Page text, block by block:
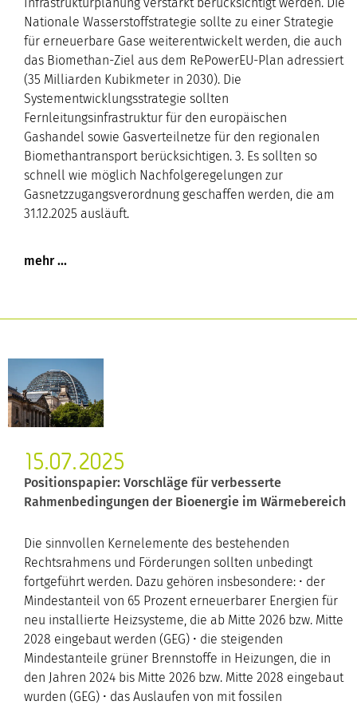
Nationale Wasserstoffstrategie sollte zu einer Strategie
für erneuerbare Gase weiterentwickelt werden, die auch
das Biomethan-Ziel aus dem RePowerEU-Plan adressiert
(35 Milliarden Kubikmeter in 2030). Die
Systementwicklungsstrategie sollten
Fernleitungsinfrastruktur für den europäischen
Gashandel sowie Gasverteilnetze für den regionalen
Biomethantransport berücksichtigen. 3. Es sollten so
schnell wie möglich Nachfolgeregelungen zur
Gasnetzzugangsverordnung geschaffen werden, die am
31.12.2025 ausläuft.
15.07.2025
Positionspapier: Vorschläge für verbesserte
Rahmenbedingungen der Bioenergie im Wärmebereich
Die sinnvollen Kernelemente des bestehenden
Rechtsrahmens und Förderungen sollten unbedingt
fortgeführt werden. Dazu gehören insbesondere: • der
Mindestanteil von 65 Prozent erneuerbarer Energien für
neu installierte Heizsysteme, die ab Mitte 2026 bzw. Mitte
2028 eingebaut werden (GEG) • die steigenden
Mindestanteile grüner Brennstoffe in Heizungen, die in
den Jahren 2024 bis Mitte 2026 bzw. Mitte 2028 eingebaut
wurden (GEG) • das Auslaufen von mit fossilen